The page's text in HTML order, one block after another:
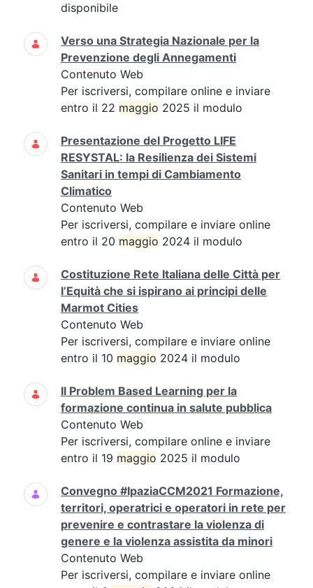
disponibile
Verso una Strategia Nazionale per la
Prevenzione degli Annegamenti
Contenuto Web
Per iscriversi, compilare online e inviare
entro il 22 maggio 2025 il modulo
Presentazione del Progetto LIFE
RESYSTAL: la Resilienza dei Sistemi
Sanitari in tempi di Cambiamento
Climatico
Contenuto Web
Per iscriversi, compilare e inviare online
entro il 20 maggio 2024 il modulo
Costituzione Rete Italiana delle Città per
l’Equità che si ispirano ai principi delle
Marmot Cities
Contenuto Web
Per iscriversi, compilare e inviare online
entro il 10 maggio 2024 il modulo
Il Problem Based Learning per la
formazione continua in salute pubblica
Contenuto Web
Per iscriversi, compilare online e inviare
entro il 19 maggio 2025 il modulo
Convegno #IpaziaCCM2021 Formazione,
territori, operatrici e operatori in rete per
prevenire e contrastare la violenza di
genere e la violenza assistita da minori
Contenuto Web
Per iscriversi, compilare e inviare online